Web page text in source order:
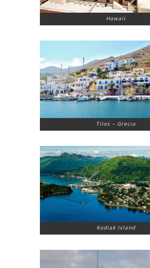
Hawaii
Tilos – Grecia
Kodiak Island